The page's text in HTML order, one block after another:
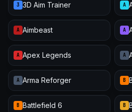
3 3D Aim Trainer A
A Aimbeast A
A Apex Legends A
A Arma Reforger B
B Battlefield 6 B